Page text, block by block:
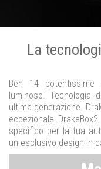
La
Ben 14
luminoso. Tecnologia
ultima generazione.
eccezionale
specifico per la tua
un esclusivo design in